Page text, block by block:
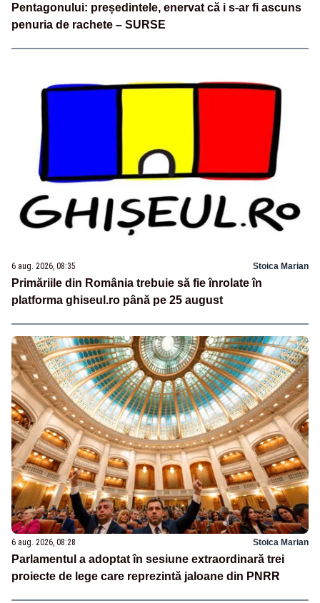
Pentagonului: președintele, enervat că i s-ar fi ascuns
penuria de rachete – SURSE
6 aug. 2026, 08:35 Stoica Marian
Primăriile din România trebuie să fie înrolate în
platforma ghiseul.ro până pe 25 august
6 aug. 2026, 08:28 Stoica Marian
Parlamentul a adoptat în sesiune extraordinară trei
proiecte de lege care reprezintă jaloane din PNRR